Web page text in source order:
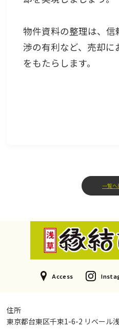
物件資料の整理は、
渉の有利など、売却に
をもたらします。
一覧へ
Access
住所
東京都台東区千束1-6-2 リベール